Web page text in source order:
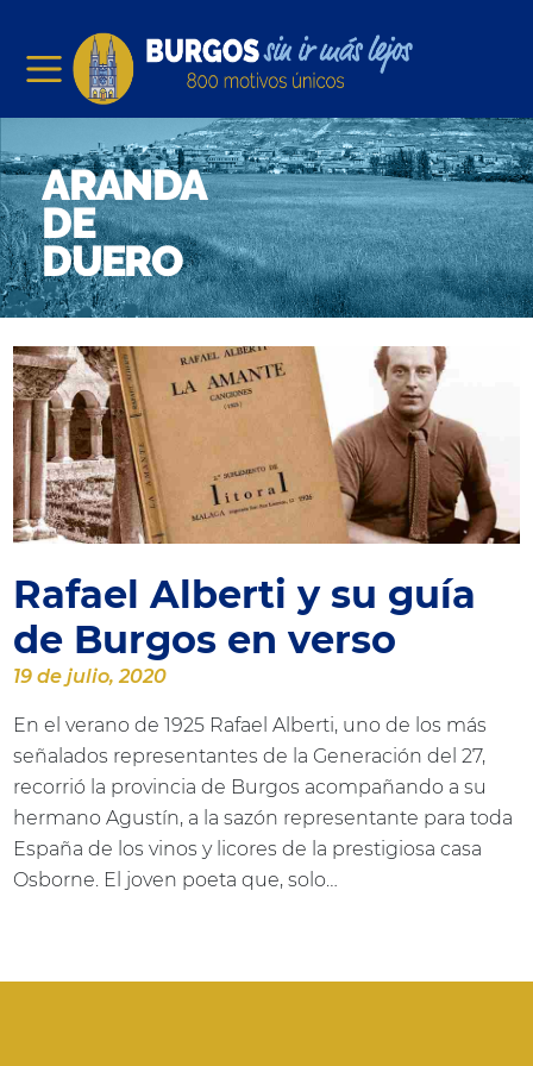
ARANDA
DE
DUERO
Rafael Alberti y su guía
de Burgos en verso
19 de julio, 2020
En el verano de 1925 Rafael Alberti, uno de los más
señalados representantes de la Generación del 27,
recorrió la provincia de Burgos acompañando a su
hermano Agustín, a la sazón representante para toda
España de los vinos y licores de la prestigiosa casa
Osborne. El joven poeta que, solo…